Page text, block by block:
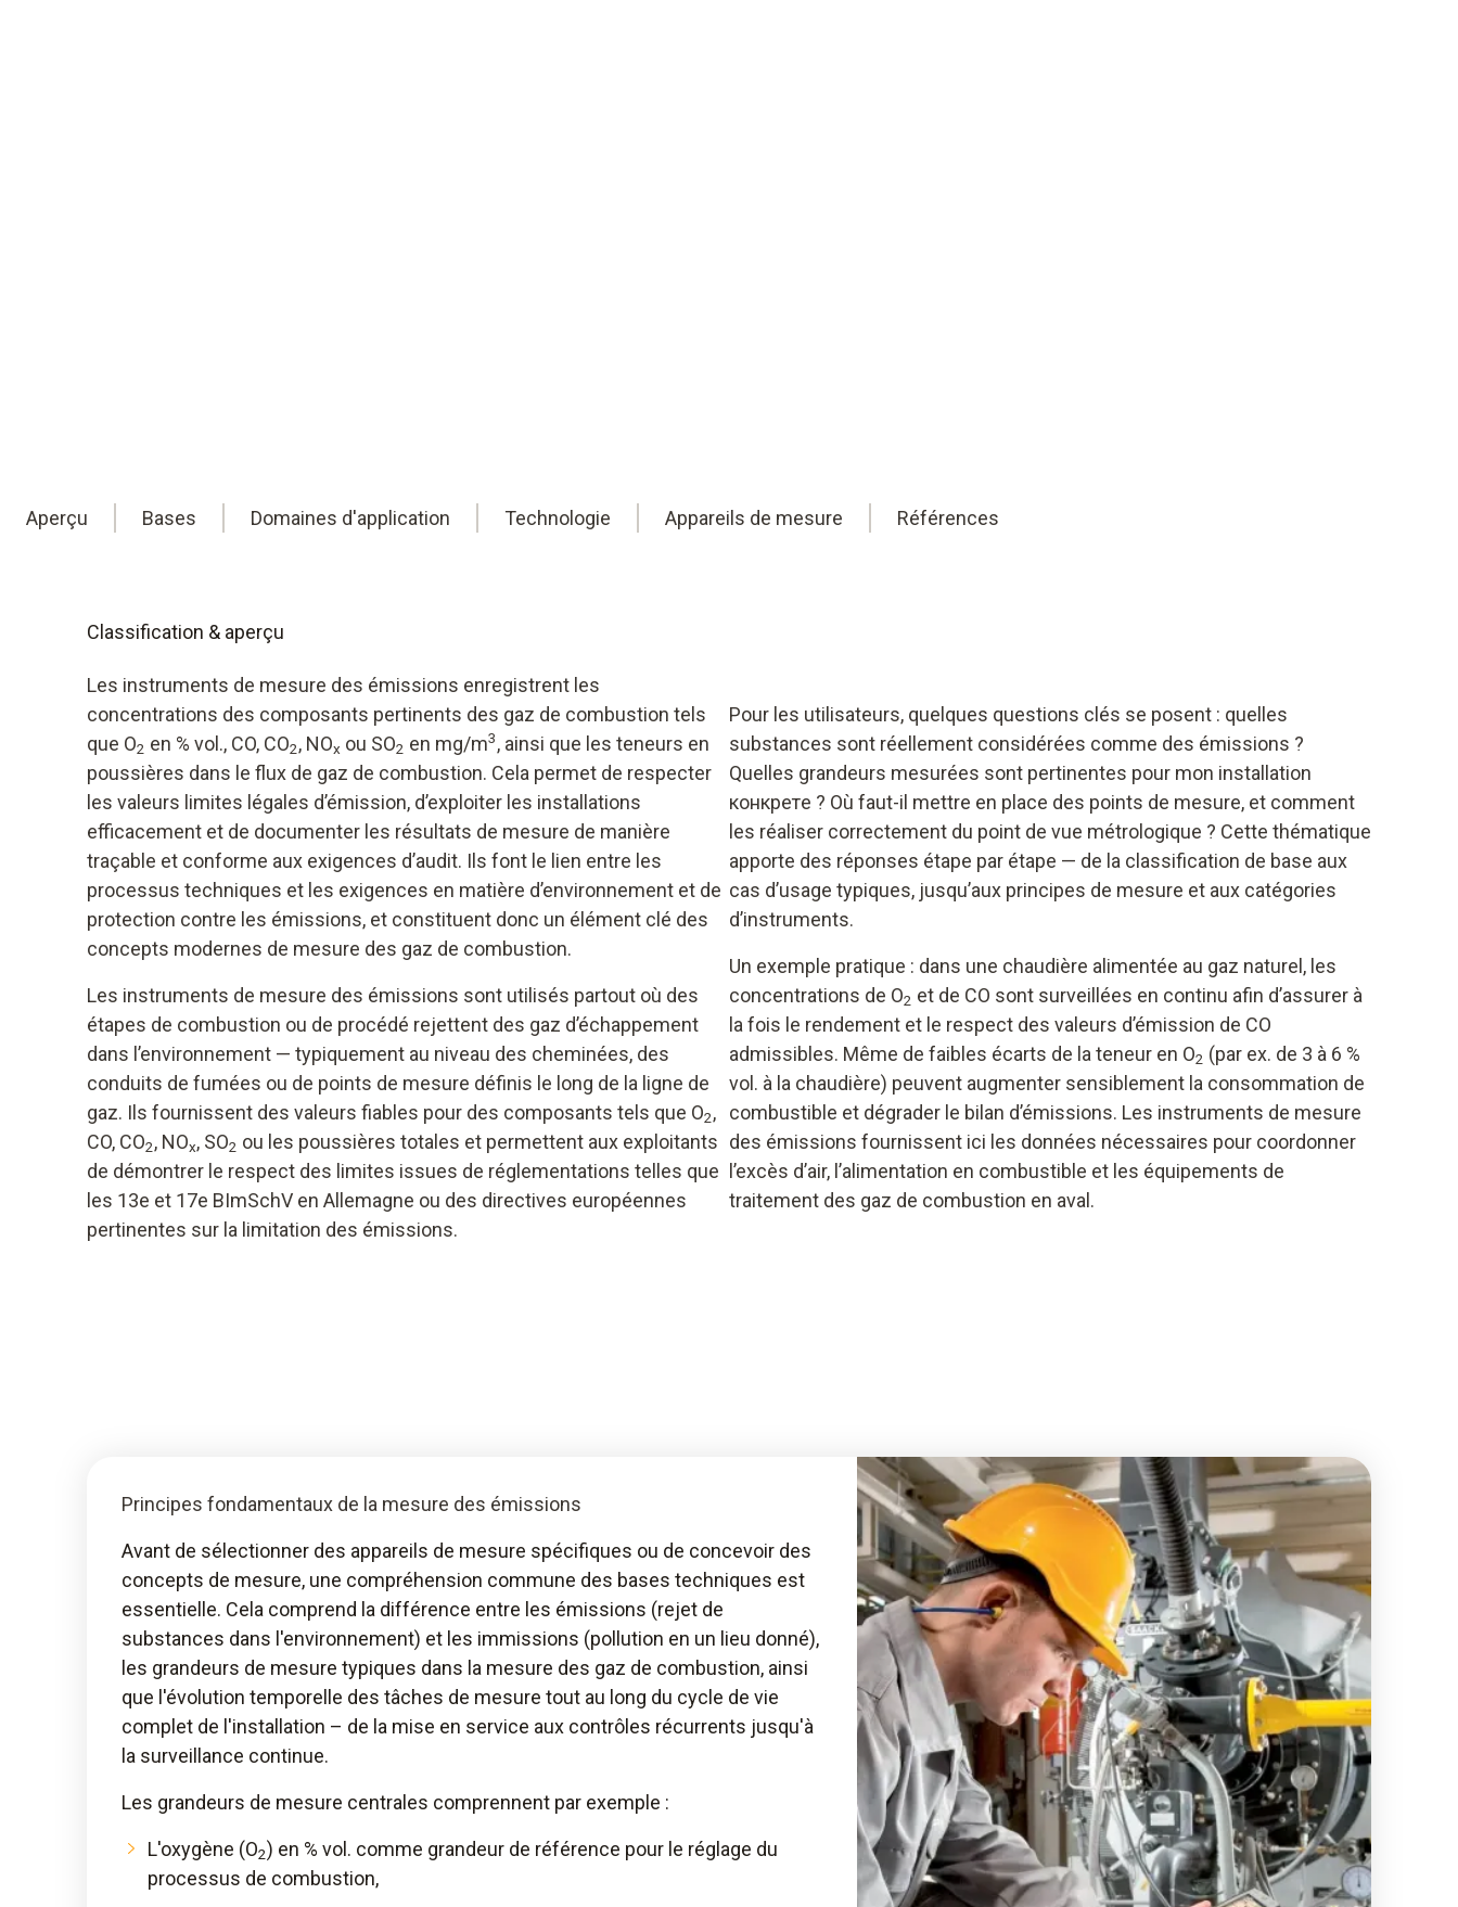
Aperçu Bases Domaines d'application Technologie Appareils de mesure Références
Classification & aperçu
Les instruments de mesure des émissions enregistrent les
concentrations des composants pertinents des gaz de combustion tels
que O2 en % vol., CO, CO2, NOx ou SO2 en mg/m3, ainsi que les teneurs en
poussières dans le flux de gaz de combustion. Cela permet de respecter
les valeurs limites légales d’émission, d’exploiter les installations
efficacement et de documenter les résultats de mesure de manière
traçable et conforme aux exigences d’audit. Ils font le lien entre les
processus techniques et les exigences en matière d’environnement et de
protection contre les émissions, et constituent donc un élément clé des
concepts modernes de mesure des gaz de combustion.
Les instruments de mesure des émissions sont utilisés partout où des
étapes de combustion ou de procédé rejettent des gaz d’échappement
dans l’environnement — typiquement au niveau des cheminées, des
conduits de fumées ou de points de mesure définis le long de la ligne de
gaz. Ils fournissent des valeurs fiables pour des composants tels que O2,
CO, CO2, NOx, SO2 ou les poussières totales et permettent aux exploitants
de démontrer le respect des limites issues de réglementations telles que
les 13e et 17e BImSchV en Allemagne ou des directives européennes
pertinentes sur la limitation des émissions.
Pour les utilisateurs, quelques questions clés se posent : quelles
substances sont réellement considérées comme des émissions ?
Quelles grandeurs mesurées sont pertinentes pour mon installation
конкретe ? Où faut-il mettre en place des points de mesure, et comment
les réaliser correctement du point de vue métrologique ? Cette thématique
apporte des réponses étape par étape — de la classification de base aux
cas d’usage typiques, jusqu’aux principes de mesure et aux catégories
d’instruments.
Un exemple pratique : dans une chaudière alimentée au gaz naturel, les
concentrations de O2 et de CO sont surveillées en continu afin d’assurer à
la fois le rendement et le respect des valeurs d’émission de CO
admissibles. Même de faibles écarts de la teneur en O2 (par ex. de 3 à 6 %
vol. à la chaudière) peuvent augmenter sensiblement la consommation de
combustible et dégrader le bilan d’émissions. Les instruments de mesure
des émissions fournissent ici les données nécessaires pour coordonner
l’excès d’air, l’alimentation en combustible et les équipements de
traitement des gaz de combustion en aval.
Principes fondamentaux de la mesure des émissions
Avant de sélectionner des appareils de mesure spécifiques ou de concevoir des
concepts de mesure, une compréhension commune des bases techniques est
essentielle. Cela comprend la différence entre les émissions (rejet de
substances dans l'environnement) et les immissions (pollution en un lieu donné),
les grandeurs de mesure typiques dans la mesure des gaz de combustion, ainsi
que l'évolution temporelle des tâches de mesure tout au long du cycle de vie
complet de l'installation – de la mise en service aux contrôles récurrents jusqu'à
la surveillance continue.
Les grandeurs de mesure centrales comprennent par exemple :
L'oxygène (O2) en % vol. comme grandeur de référence pour le réglage du
processus de combustion,